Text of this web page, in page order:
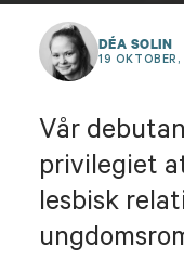
DÉA SOLIN
19 OKTOBER,
Vår
privilegiet
lesbisk